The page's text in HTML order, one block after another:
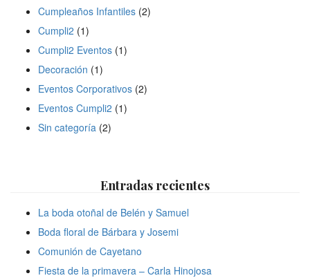
Cumpleaños Infantiles (2)
Cumpli2 (1)
Cumpli2 Eventos (1)
Decoración (1)
Eventos Corporativos (2)
Eventos Cumpli2 (1)
Sin categoría (2)
Entradas recientes
La boda otoñal de Belén y Samuel
Boda floral de Bárbara y Josemi
Comunión de Cayetano
Fiesta de la primavera – Carla Hinojosa